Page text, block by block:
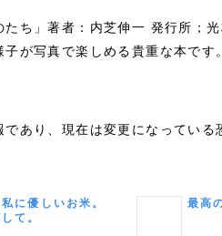
ち」著者：内芝伸一 発行所；
が写真で楽しめる貴重な本で
あり、現在は変更になっている
に優しいお米。
て。
最高